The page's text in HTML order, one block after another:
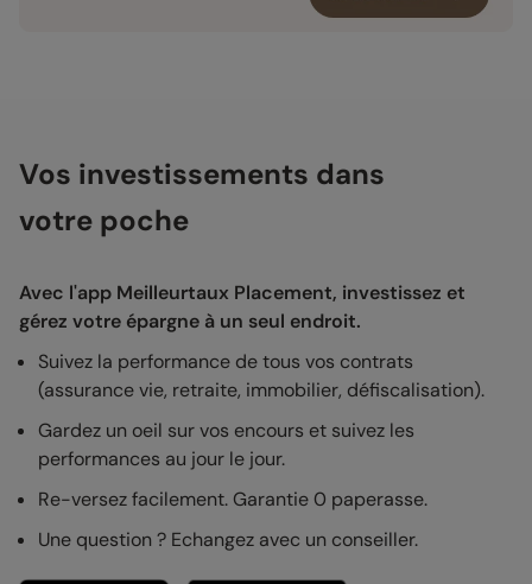
Vos investissements dans
votre poche
Avec l'app Meilleurtaux Placement, investissez et
gérez votre épargne à un seul endroit.
Suivez la performance de tous vos contrats
(assurance vie, retraite, immobilier, défiscalisation).
Gardez un oeil sur vos encours et suivez les
performances au jour le jour.
Re-versez facilement. Garantie 0 paperasse.
Une question ? Echangez avec un conseiller.